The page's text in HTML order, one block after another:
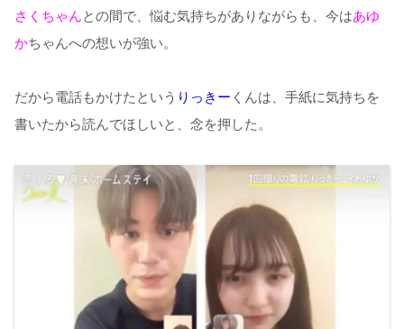
さくちゃんとの間で、悩む気持ちがありながらも、今はあゆ
かちゃんへの想いが強い。
だから電話もかけたという りっきー くんは、手紙に気持ちを
書いたから読んでほしいと、念を押した。